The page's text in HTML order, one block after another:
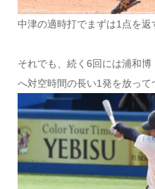
中津の適時打でまずは1点を返
それでも、続く6回には浦和
へ対空時間の長い1発を放って